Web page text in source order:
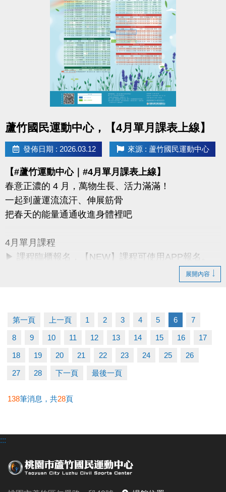
04/11-04/30 不分新舊生
APP報名享95折優惠
04/30 前 本期臨櫃報名
《 有 加碼優惠 喔 》
同一人報名三門以上 → 88折優惠
同一人報名兩門以上 → 9折優惠
連絡資訊
-洽詢專線：03-2639066 #115、116
https://www.lzsports.com.tw/zh_TW/news/pageID/1/
-FB : 桃園市蘆竹國民運動中心
-IG : @luzhusports
蘆竹國民運動中心，【4月單月課表上線】
發佈日期 : 2026.03.12 來源 : 蘆竹國民運動中心
【#蘆竹運動中心｜#4月單月課表上線】
春意正濃的 4 月，萬物生長、活力滿滿！
一起到蘆運流流汗、伸展筋骨
把春天的能量通通收進身體裡吧
4月單月課程
▶ 課程臨櫃報名，【NEW】課程可使用APP報名。
▶ 有氧、瑜珈、飛輪需年滿15歲；懸吊、空瑜需年滿
18歲。
▶ 若因人數不足無法開班，將於開課前通知，並請持
原信用卡、繳費憑證及發票至本中心辦理退費。
-洽詢專線：03-2639066 #112
-FB : 桃園市蘆竹國民運動中心
展開內容
第一頁 上一頁 1 2 3 4 5 6 7
8 9 10 11 12 13 14 15 16 17
18 19 20 21 22 23 24 25 26
27 28 下一頁 最後一頁
138筆消息，共28頁
:::